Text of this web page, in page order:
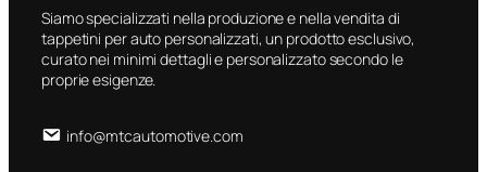
Siamo specializzati nella produzione e nella vendita di
tappetini per auto personalizzati, un prodotto esclusivo,
curato nei minimi dettagli e personalizzato secondo le
proprie esigenze.
info@mtcautomotive.com